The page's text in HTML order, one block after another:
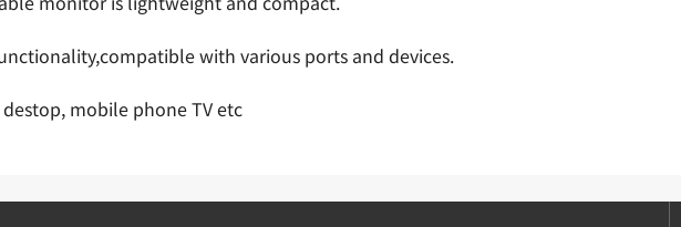
with various ports and devices.
mobile phone TV etc